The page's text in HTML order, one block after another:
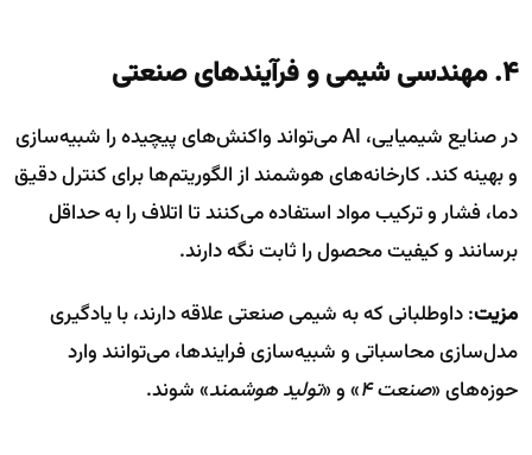
۴. مهندسی شیمی و فرآیندهای صنعتی
در صنایع شیمیایی، AI می‌تواند واکنش‌های پیچیده را شبیه‌سازی
و بهینه کند. کارخانه‌های هوشمند از الگوریتم‌ها برای کنترل دقیق
دما، فشار و ترکیب مواد استفاده می‌کنند تا اتلاف را به حداقل
برسانند و کیفیت محصول را ثابت نگه دارند.
مزیت: داوطلبانی که به شیمی صنعتی علاقه دارند، با یادگیری
مدل‌سازی محاسباتی و شبیه‌سازی فرایندها، می‌توانند وارد
حوزه‌های «صنعت ۴ » و «تولید هوشمند» شوند.